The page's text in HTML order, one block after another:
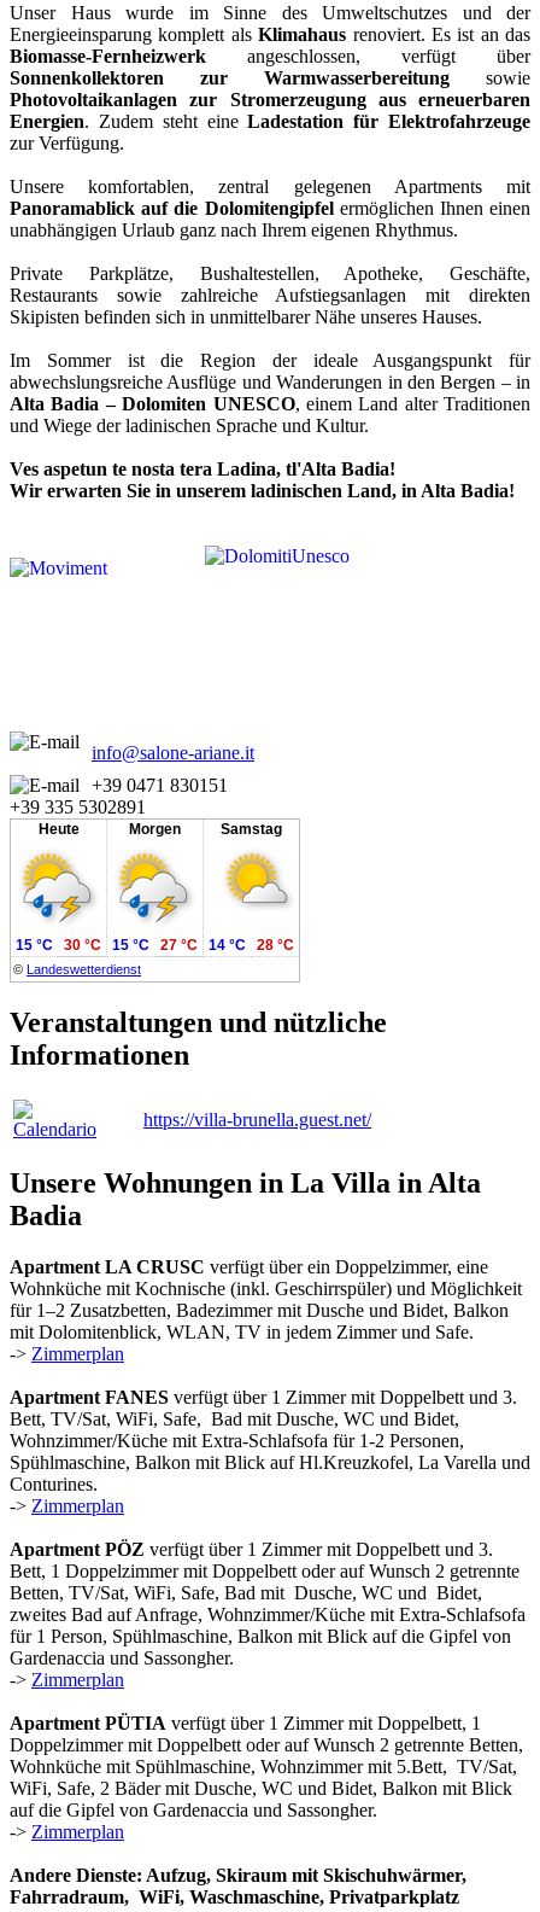
Unser Haus wurde im Sinne des Umweltschutzes und der
Energieeinsparung komplett alsKlimahaus renoviert. Es ist an das
Biomasse-Fernheizwerk angeschlossen, verfügt über
Sonnenkollektoren zur Warmwasserbereitung sowie
Photovoltaikanlagen zur Stromerzeugung aus erneuerbaren
Energien. Zudem steht eineLadestation für Elektrofahrzeuge
zur Verfügung.
Unsere komfortablen, zentral gelegenen Apartments mit
Panoramablick auf die Dolomitengipfelermöglichen Ihnen einen
unabhängigen Urlaub ganz nach Ihrem eigenen Rhythmus.
Private Parkplätze, Bushaltestellen, Apotheke, Geschäfte,
Restaurants sowie zahlreiche Aufstiegsanlagen mit direkten
Skipisten befinden sich in unmittelbarer Nähe unseres Hauses.
Im Sommer ist die Region der ideale Ausgangspunkt für
abwechslungsreiche Ausflüge und Wanderungen in den Bergen – in
Alta Badia – Dolomiten UNESCO, einem Land alter Traditionen
und Wiege der ladinischen Sprache und Kultur.
Ves aspetun te nosta tera Ladina, tl'Alta Badia!
Wir erwarten Sie in unserem ladinischen Land, in Alta Badia!
info@salone-ariane.it
+39 0471 830151
+39 335 5302891
Heute Morgen Samstag
© Landeswetterdienst
15 °C 30 °C 15 °C 27 °C 14 °C 28 °C
Veranstaltungen und nützliche
Informationen
https://villa-brunella.guest.net/
Unsere Wohnungen in La Villa in Alta
Badia
Apartment LA CRUSC verfügt über ein Doppelzimmer, eine
Wohnküche mit Kochnische (inkl. Geschirrspüler) und Möglichkeit
für 1–2 Zusatzbetten, Badezimmer mit Dusche und Bidet, Balkon
mit Dolomitenblick, WLAN, TV in jedem Zimmer und Safe.
-> Zimmerplan
Apartment FANES verfügt über 1 Zimmer mit Doppelbett und 3.
Bett, TV/Sat, WiFi, Safe, Bad mit Dusche, WC und Bidet,
Wohnzimmer/Küche mit Extra-Schlafsofa für 1-2 Personen,
Spühlmaschine, Balkon mit Blick auf Hl.Kreuzkofel, La Varella und
Conturines.
-> Zimmerplan
Apartment PÖZ verfügt über 1 Zimmer mit Doppelbett und 3.
Bett, 1 Doppelzimmer mit Doppelbett oder auf Wunsch 2 getrennte
Betten, TV/Sat, WiFi, Safe, Bad mit Dusche, WC und Bidet,
zweites Bad auf Anfrage, Wohnzimmer/Küche mit Extra-Schlafsofa
für 1 Person, Spühlmaschine, Balkon mit Blick auf die Gipfel von
Gardenaccia und Sassongher.
-> Zimmerplan
Apartment PÜTIA verfügt über 1 Zimmer mit Doppelbett, 1
Doppelzimmer mit Doppelbett oder auf Wunsch 2 getrennte Betten,
Wohnküche mit Spühlmaschine, Wohnzimmer mit 5.Bett, TV/Sat,
WiFi, Safe, 2 Bäder mit Dusche, WC und Bidet, Balkon mit Blick
auf die Gipfel von Gardenaccia und Sassongher.
-> Zimmerplan
Andere Dienste: Aufzug, Skiraum mit Skischuhwärmer,
Fahrradraum, WiFi, Waschmaschine, Privatparkplatz